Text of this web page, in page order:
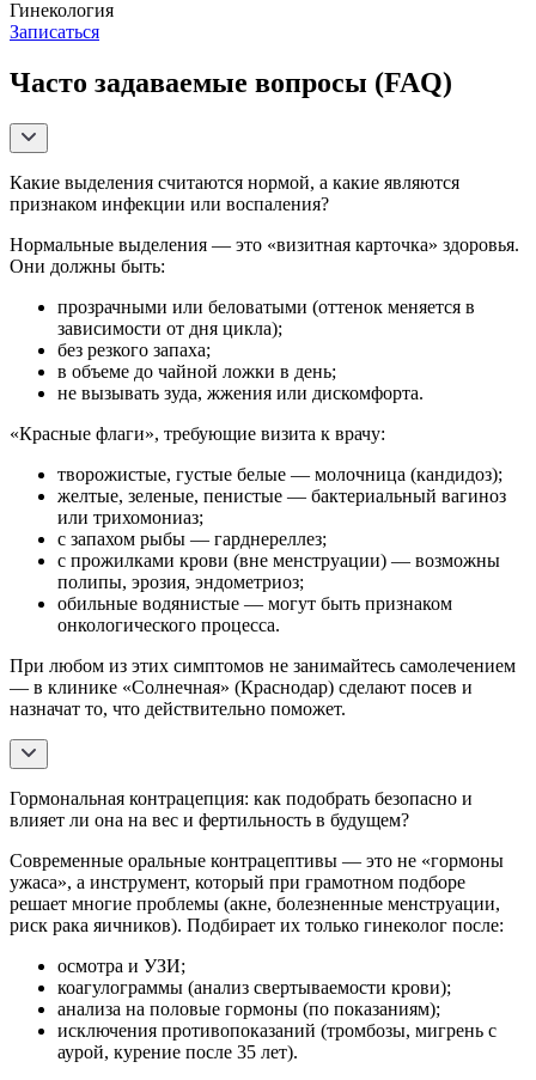
Гинекология
Записаться
Часто задаваемые вопросы (FAQ)
Какие выделения считаются нормой, а какие являются
признаком инфекции или воспаления?
Нормальные выделения — это «визитная карточка» здоровья.
Они должны быть:
прозрачными или беловатыми (оттенок меняется в
зависимости от дня цикла);
без резкого запаха;
в объеме до чайной ложки в день;
не вызывать зуда, жжения или дискомфорта.
«Красные флаги», требующие визита к врачу:
творожистые, густые белые — молочница (кандидоз);
желтые, зеленые, пенистые — бактериальный вагиноз
или трихомониаз;
с запахом рыбы — гарднереллез;
с прожилками крови (вне менструации) — возможны
полипы, эрозия, эндометриоз;
обильные водянистые — могут быть признаком
онкологического процесса.
При любом из этих симптомов не занимайтесь самолечением
— в клинике «Солнечная» (Краснодар) сделают посев и
назначат то, что действительно поможет.
Гормональная контрацепция: как подобрать безопасно и
влияет ли она на вес и фертильность в будущем?
Современные оральные контрацептивы — это не «гормоны
ужаса», а инструмент, который при грамотном подборе
решает многие проблемы (акне, болезненные менструации,
риск рака яичников). Подбирает их только гинеколог после:
осмотра и УЗИ;
коагулограммы (анализ свертываемости крови);
анализа на половые гормоны (по показаниям);
исключения противопоказаний (тромбозы, мигрень с
аурой, курение после 35 лет).